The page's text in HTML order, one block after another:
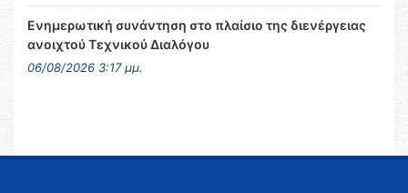
Ενημερωτική συνάντηση στο πλαίσιο της διενέργειας
ανοιχτού Τεχνικού Διαλόγου
06/08/2026 3:17 μμ.